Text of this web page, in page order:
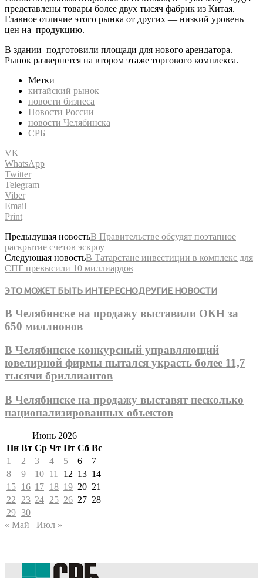
представлены товары более двух тысяч фабрик из Китая.
Главное отличие этого рынка от других — низкий уровень
цен на продукцию.
В здании подготовили площади для нового арендатора.
Рынок развернется на втором этаже торгового комплекса.
Метки
китайский рынок
новости бизнеса
Новости России
новости Челябинска
СРБ
VK
WhatsApp
Twitter
Telegram
Viber
Email
Print
Предыдущая новостьВ Правительстве обсудят поэтапное
раскрытие счетов эскроу
Следующая новостьВ Татарстане инвестиции в комплекс для
СПГ превысили 10 миллиардов
ЭТО МОЖЕТ БЫТЬ ИНТЕРЕСНОДРУГИЕ НОВОСТИ
В Челябинске на продажу выставили ОКН за
650 миллионов
В Челябинске конкурсный управляющий
ювелирной фирмы пытался украсть более 11,7
тысячи бриллиантов
В Челябинске на продажу выставят несколько
национализированных объектов
Июнь 2026
Пн Вт Ср Чт Пт Сб Вс
1
2 3 4 5 6
7
8
9 10 11 12 13 14
15 16 17 18 19 20 21
22
23 24 25 26 27 28
29 30
« Май
Июл »